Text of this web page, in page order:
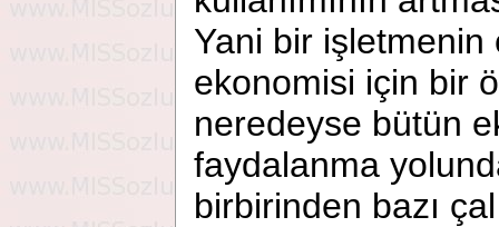
Yani bir işletmenin
ekonomisi için bir
neredeyse bütün
faydalanma
birbirinden bazı